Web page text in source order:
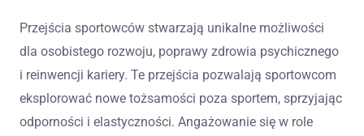
Przejścia sportowców stwarzają unikalne możliwości
dla osobistego rozwoju, poprawy zdrowia psychicznego
i reinwencji kariery. Te przejścia pozwalają sportowcom
eksplorować nowe tożsamości poza sportem, sprzyjając
odporności i elastyczności. Angażowanie się w role